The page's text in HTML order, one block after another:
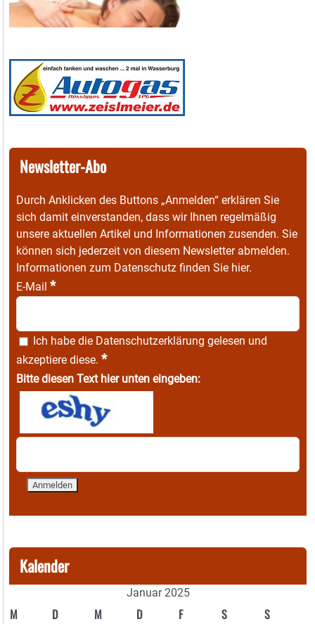
Newsletter-Abo
Durch Anklicken des Buttons „Anmelden“ erklären Sie
sich damit einverstanden, dass wir Ihnen regelmäßig
unsere aktuellen Artikel und Informationen zusenden. Sie
können sich jederzeit von diesem Newsletter abmelden.
Informationen zum Datenschutz finden Sie hier.
E-Mail *
Ich habe die Datenschutzerklärung gelesen und
akzeptiere diese. *
Bitte diesen Text hier unten eingeben:
Kalender
Januar 2025
M D M D F S S